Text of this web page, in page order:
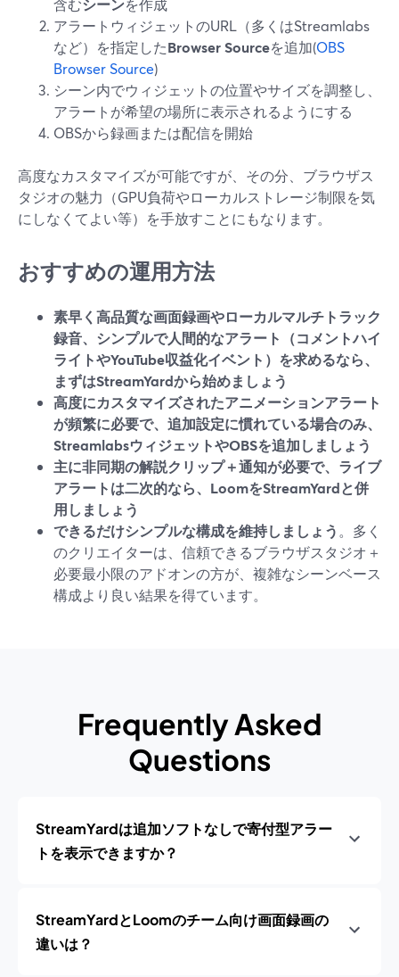
含むシーンを作成
アラートウィジェットのURL（多くはStreamlabs
など）を指定したBrowser Sourceを追加(OBS
Browser Source)
シーン内でウィジェットの位置やサイズを調整し、
アラートが希望の場所に表示されるようにする
OBSから録画または配信を開始
高度なカスタマイズが可能ですが、その分、ブラウザス
タジオの魅力（GPU負荷やローカルストレージ制限を気
にしなくてよい等）を手放すことにもなります。
おすすめの運用方法
素早く高品質な画面録画やローカルマルチトラック
録音、シンプルで人間的なアラート（コメントハイ
ライトやYouTube収益化イベント）を求めるなら、
まずはStreamYardから始めましょう
高度にカスタマイズされたアニメーションアラート
が頻繁に必要で、追加設定に慣れている場合のみ、
StreamlabsウィジェットやOBSを追加しましょう
主に非同期の解説クリップ＋通知が必要で、ライブ
アラートは二次的なら、LoomをStreamYardと併
用しましょう
できるだけシンプルな構成を維持しましょう 。多く
のクリエイターは、信頼できるブラウザスタジオ＋
必要最小限のアドオンの方が、複雑なシーンベース
構成より良い結果を得ています。
Frequently Asked
Questions
StreamYardは追加ソフトなしで寄付型アラー
トを表示できますか？
StreamYardとLoomのチーム向け画面録画の
違いは？